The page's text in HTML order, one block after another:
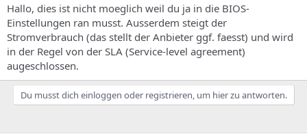
Hallo, dies ist nicht moeglich weil du ja in die BIOS-
Einstellungen ran musst. Ausserdem steigt der
Stromverbrauch (das stellt der Anbieter ggf. faesst) und wird
in der Regel von der SLA (Service-level agreement)
augeschlossen.
Du musst dich einloggen oder registrieren, um hier zu antworten.